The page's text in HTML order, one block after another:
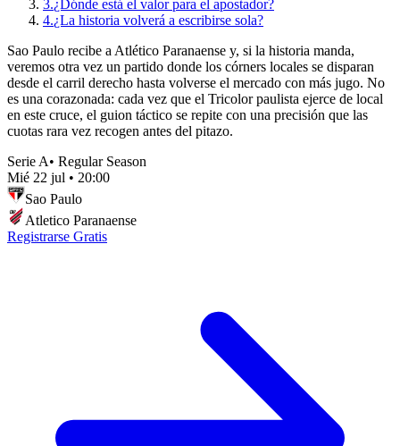
3.¿Dónde está el valor para el apostador?
4.¿La historia volverá a escribirse sola?
Sao Paulo recibe a Atlético Paranaense y, si la historia manda,
veremos otra vez un partido donde los córners locales se disparan
desde el carril derecho hasta volverse el mercado con más jugo. No
es una corazonada: cada vez que el Tricolor paulista ejerce de local
en este cruce, el guion táctico se repite con una precisión que las
cuotas rara vez recogen antes del pitazo.
Serie A• Regular Season
Mié 22 jul • 20:00
Sao Paulo
Atletico Paranaense
Registrarse Gratis